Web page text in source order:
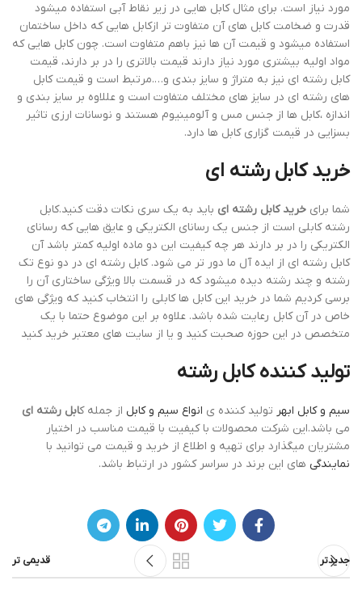
مورد نیاز است. برای مثال کابل هایی در زیر نقاط آبی استفاده میشود
قدرت و ضخامت کابل های آن متفاوت تر ازکابل هایی که داخل ساختمان
استفاده میشود و قیمت آن ها نیز باهم متفاوت است. چون کابل هایی که
مواد اولیه بیشتری مورد نیاز دارند قیمت بالاتری را در بر دارند، قیمت
کابل رشته ای نیز به متراژ و سایز بندی و….مرتبط است و قیمت کابل
های رشته ای در سایز های مختلف متفاوت است و عللاوه بر سایز بندی و
اندازه ،کابل ها از جنس مس و آلومینیوم هستند و نوسانات ارزی تاثیر
بسزایی در قیمت گزاری کابل ها دارد.
خرید کابل رشته ای
شما برای خرید کابل رشته ای باید به یک سری نکات دقت کنید.کابل
رشته کابلی است از جنس یک رسانای الکتریکی و عایق هایی که رسانای
الکتریکی را در بر دارند هر چه کیفیت این دو ماده اولیه کمتر باشد آن
کابل رشته ای از ایده آل ما دور تر می شود. کابل رشته ای در دو نوع تک
رشته و چند رشته دیده میشود که در قسمت بالا ویژگی ساختاری آن را
برسی کردیم شما در خرید این کابل ها کابلی را انتخاب کنید که ویژگی های
خاص در آن کابل رعایت شده باشد. علاوه بر این موضوع حتما با یک
متخصص در این حوزه صحبت کنید و یا از سایت های معتبر خرید کنید
تولید کننده کابل رشته
سیم و کابل ابهر تولید کننده ی انواع سیم و کابل از جمله کابل رشته ای
می باشد.این شرکت محصولات با کیفیت با قیمت مناسب در اختیار
مشتریان میگذارد برای تهیه و اطلاع از خرید و قیمت می توانید با
نمایندگی های این برند در سراسر کشور در ارتباط باشد.
جدیدتر قدیمی تر